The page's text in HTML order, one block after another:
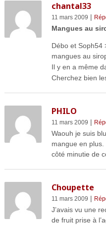
chantal33
11 mars 2009 |
Mangues au
Débo et Soph54
mangues au
Il y en a même
Cherchez bien
PHILO
11 mars 2009 |
Waouh je suis
mangue en plus.
côté minutie de
Choupette
11 mars 2009 |
J’avais vu une
de fruit prise à